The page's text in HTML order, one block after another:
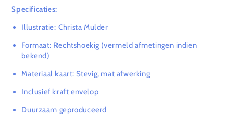
Specificaties:
Illustratie: Christa Mulder
Formaat: Rechtshoekig (vermeld afmetingen indien
bekend)
Materiaal kaart: Stevig, mat afwerking
Inclusief kraft envelop
Duurzaam geproduceerd